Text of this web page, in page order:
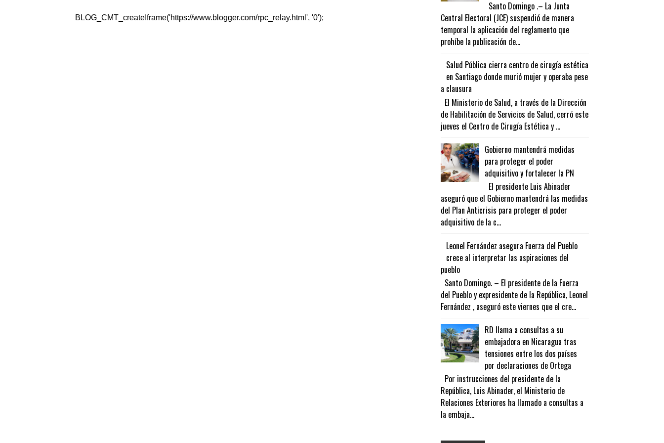
BLOG_CMT_createIframe('https://www.blogger.com/rpc_relay.html', '0');
Santo Domingo .– La Junta
Central Electoral (JCE) suspendió de manera
temporal la aplicación del reglamento que
prohíbe la publicación de...
Salud Pública cierra centro de cirugía estética
en Santiago donde murió mujer y operaba pese
a clausura
El Ministerio de Salud, a través de la Dirección
de Habilitación de Servicios de Salud, cerró este
jueves el Centro de Cirugía Estética y ...
Gobierno mantendrá medidas
para proteger el poder
adquisitivo y fortalecer la PN
El presidente Luis Abinader
aseguró que el Gobierno mantendrá las medidas
del Plan Anticrisis para proteger el poder
adquisitivo de la c...
Leonel Fernández asegura Fuerza del Pueblo
crece al interpretar las aspiraciones del
pueblo
Santo Domingo. – El presidente de la Fuerza
del Pueblo y expresidente de la República, Leonel
Fernández , aseguró este viernes que el cre...
RD llama a consultas a su
embajadora en Nicaragua tras
tensiones entre los dos países
por declaraciones de Ortega
Por instrucciones del presidente de la
República, Luis Abinader, el Ministerio de
Relaciones Exteriores ha llamado a consultas a
la embaja...